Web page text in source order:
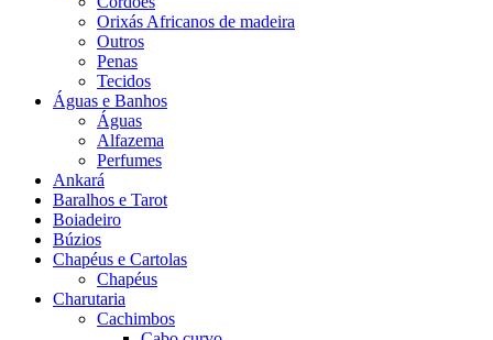
Orixás Africanos de madeira
Outros
Penas
Tecidos
Águas e Banhos
Águas
Alfazema
Perfumes
Ankará
Baralhos e Tarot
Boiadeiro
Búzios
Chapéus e Cartolas
Chapéus
Charutaria
Cachimbos